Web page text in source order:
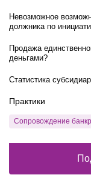
Невозможное
должника по
Продажа
деньгами?
Статистика
Практики
Сопровождение